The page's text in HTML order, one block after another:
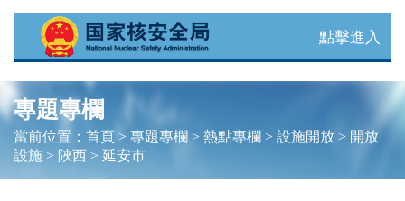
點擊進入
專題專欄
當前位置： 首頁> 專題專欄 > 熱點專欄 > 設施開放> 開放
設施> 陜西> 延安市